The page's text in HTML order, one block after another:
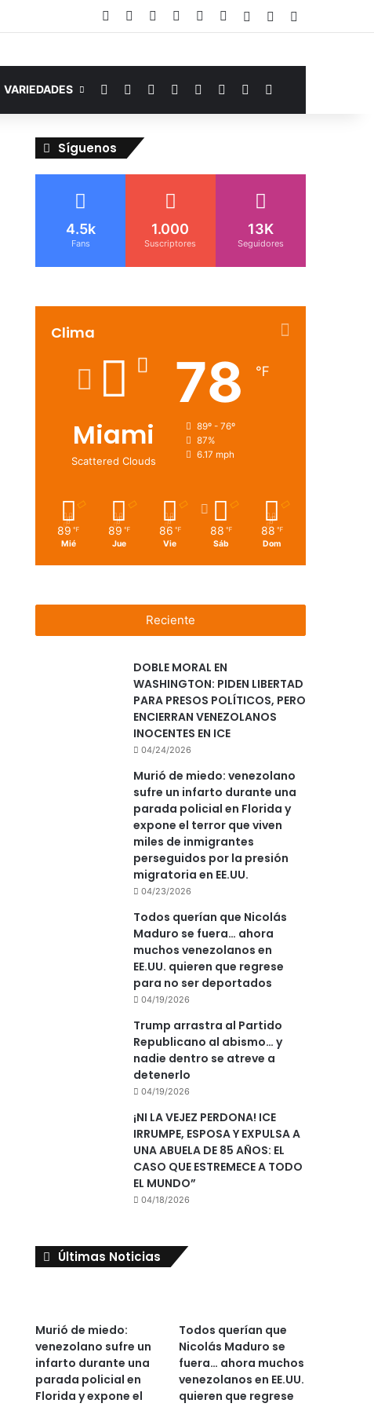
FacebookYouTubeInstagramTelegramWhatsAppGoogle Noticias
AccesoPublicación al
VARIEDADES FacebookYouTubeInstagramTelegramWhatsAppGoogle Noticias
Switch skin
Síguenos
4.5k
Fans
1.000
Suscriptores
13K
Seguidores
Clima
Miami
Scattered Clouds
78 ℉
89º - 76º
87%
6.17 mph
89 ℉
Mié
89 ℉
Jue
86 ℉
Vie
88 ℉
Sáb
88 ℉
Dom
Reciente
DOBLE MORAL EN
WASHINGTON: PIDEN LIBERTAD
PARA PRESOS POLÍTICOS, PERO
ENCIERRAN VENEZOLANOS
INOCENTES EN ICE
04/24/2026
Murió de miedo: venezolano
sufre un infarto durante una
parada policial en Florida y
expone el terror que viven
miles de inmigrantes
perseguidos por la presión
migratoria en EE.UU.
04/23/2026
Todos querían que Nicolás
Maduro se fuera… ahora
muchos venezolanos en
EE.UU. quieren que regrese
para no ser deportados
04/19/2026
Trump arrastra al Partido
Republicano al abismo… y
nadie dentro se atreve a
detenerlo
04/19/2026
¡NI LA VEJEZ PERDONA! ICE
IRRUMPE, ESPOSA Y EXPULSA A
UNA ABUELA DE 85 AÑOS: EL
CASO QUE ESTREMECE A TODO
EL MUNDO”
04/18/2026
Últimas Noticias
Murió de miedo:
venezolano sufre un
infarto durante una
parada policial en
Florida y expone el
Todos querían que
Nicolás Maduro se
fuera… ahora muchos
venezolanos en EE.UU.
quieren que regrese